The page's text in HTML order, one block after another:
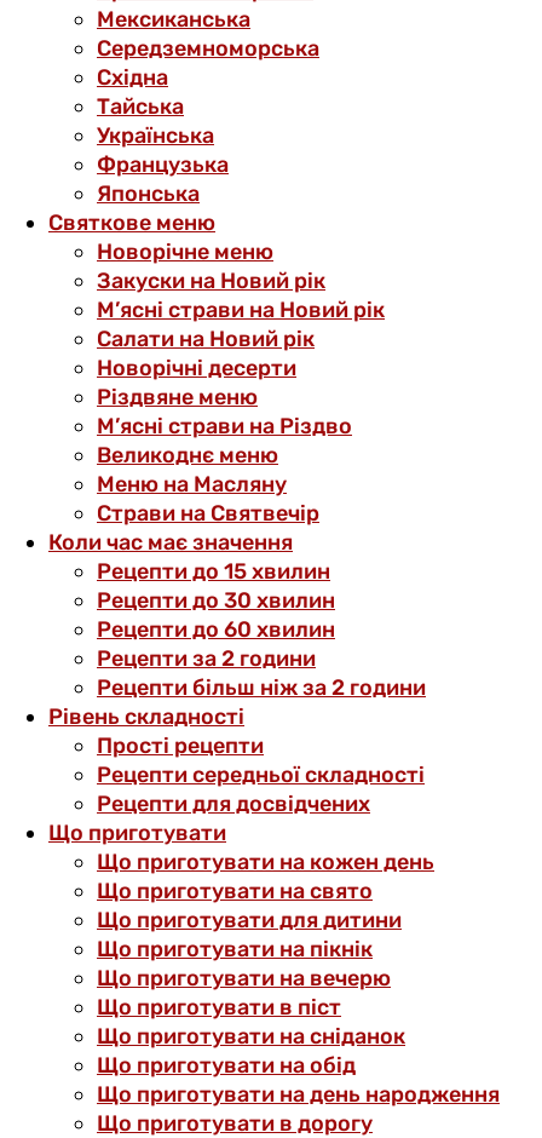
Мексиканська
Середземноморська
Східна
Тайська
Українська
Французька
Японська
Святкове меню
Новорічне меню
Закуски на Новий рік
М’ясні страви на Новий рік
Салати на Новий рік
Новорічні десерти
Різдвяне меню
М’ясні страви на Різдво
Великоднє меню
Меню на Масляну
Страви на Святвечір
Коли час має значення
Рецепти до 15 хвилин
Рецепти до 30 хвилин
Рецепти до 60 хвилин
Рецепти за 2 години
Рецепти більш ніж за 2 години
Рівень складності
Прості рецепти
Рецепти середньої складності
Рецепти для досвідчених
Що приготувати
Що приготувати на кожен день
Що приготувати на свято
Що приготувати для дитини
Що приготувати на пікнік
Що приготувати на вечерю
Що приготувати в піст
Що приготувати на сніданок
Що приготувати на обід
Що приготувати на день народження
Що приготувати в дорогу